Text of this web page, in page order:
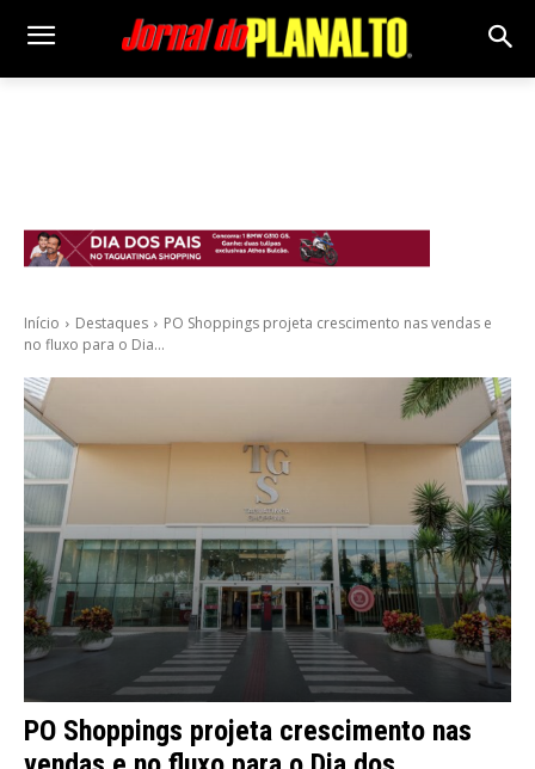
Início Destaques
PO Shoppings projeta crescimento nas vendas e
no fluxo para o Dia...
PO Shoppings projeta crescimento nas